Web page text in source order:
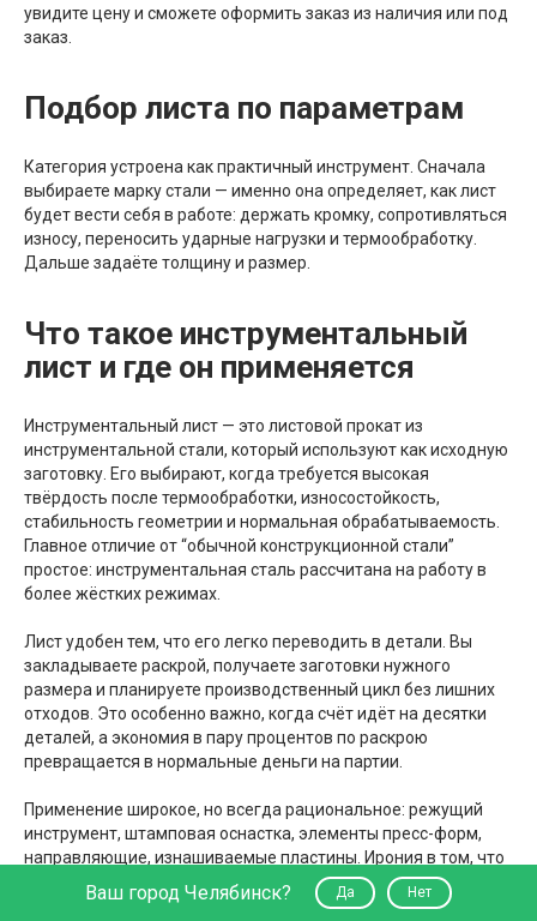
увидите цену и сможете оформить заказ из наличия или под
заказ.
Подбор листа по параметрам
Категория устроена как практичный инструмент. Сначала
выбираете марку стали — именно она определяет, как лист
будет вести себя в работе: держать кромку, сопротивляться
износу, переносить ударные нагрузки и термообработку.
Дальше задаёте толщину и размер.
Что такое инструментальный
лист и где он применяется
Инструментальный лист — это листовой прокат из
инструментальной стали, который используют как исходную
заготовку. Его выбирают, когда требуется высокая
твёрдость после термообработки, износостойкость,
стабильность геометрии и нормальная обрабатываемость.
Главное отличие от “обычной конструкционной стали”
простое: инструментальная сталь рассчитана на работу в
более жёстких режимах.
Лист удобен тем, что его легко переводить в детали. Вы
закладываете раскрой, получаете заготовки нужного
размера и планируете производственный цикл без лишних
отходов. Это особенно важно, когда счёт идёт на десятки
деталей, а экономия в пару процентов по раскрою
превращается в нормальные деньги на партии.
Применение широкое, но всегда рациональное: режущий
инструмент, штамповая оснастка, элементы пресс-форм,
направляющие, изнашиваемые пластины. Ирония в том, что
“инструментальный” — это не признак элитарности. Это
просто правильный материал для задач, где обычная сталь
Ваш город Челябинск? Да Нет